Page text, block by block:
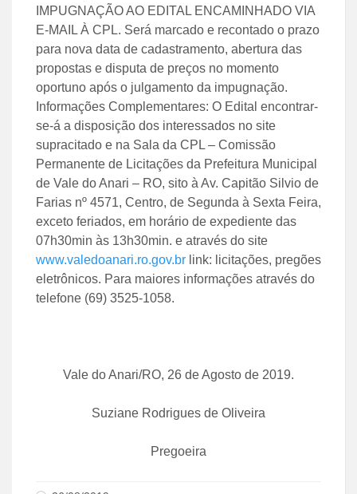
IMPUGNAÇÃO AO EDITAL ENCAMINHADO VIA
E-MAIL À CPL. Será marcado e recontado o prazo
para nova data de cadastramento, abertura das
propostas e disputa de preços no momento
oportuno após o julgamento da impugnação.
Informações Complementares: O Edital encontrar-
se-á a disposição dos interessados no site
supracitado e na Sala da CPL – Comissão
Permanente de Licitações da Prefeitura Municipal
de Vale do Anari – RO, sito à Av. Capitão Silvio de
Farias nº 4571, Centro, de Segunda à Sexta Feira,
exceto feriados, em horário de expediente das
07h30min às 13h30min. e através do site
www.valedoanari.ro.gov.br link: licitações, pregões
eletrônicos. Para maiores informações através do
telefone (69) 3525-1058.
Vale do Anari/RO, 26 de Agosto de 2019.
Suziane Rodrigues de Oliveira
Pregoeira